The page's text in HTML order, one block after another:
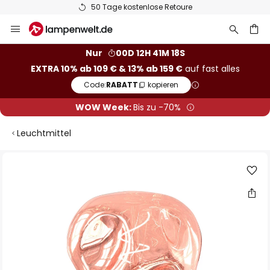
50 Tage kostenlose Retoure
Inhalt
Nur
00D 12H 41M 18S
EXTRA 10% ab 109 € & 13% ab 159 €auf fast alles
Code:RABATT kopieren
WOW Week:Bis zu -70%
Leuchtmittel